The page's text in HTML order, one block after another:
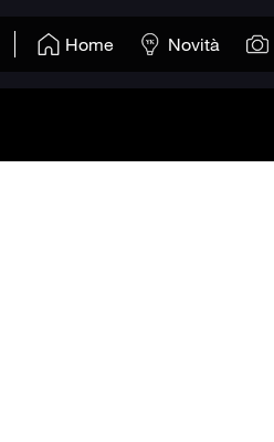
Home Novità